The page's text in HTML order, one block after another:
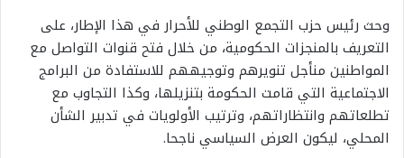
وحث رئيس حزب التجمع الوطني للأحرار في هذا الإطار، على
التعريف بالمنجزات الحكومية، من خلال فتح قنوات التواصل مع
المواطنين منأجل تنويرهم وتوجيههم للاستفادة من البرامج
الاجتماعية التي قامت الحكومة بتنزيلها، وكذا التجاوب مع
تطلعاتهم وانتظاراتهم، وترتيب الأولويات في تدبير الشأن
المحلي، ليكون العرض السياسي ناجحا.